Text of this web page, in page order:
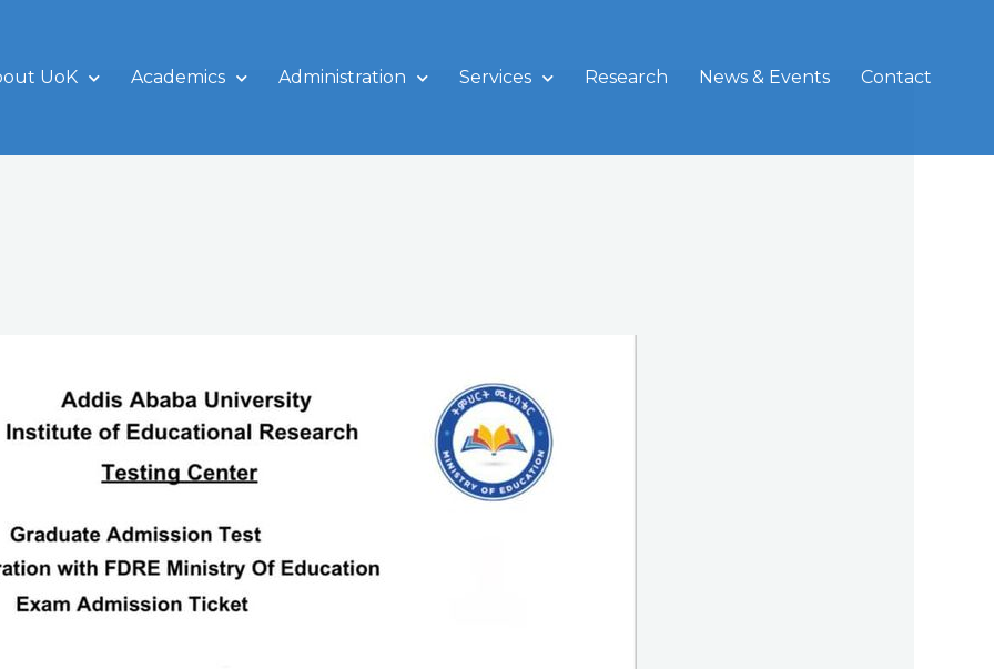
UoK Academics Administration Services Research News & Events Contact